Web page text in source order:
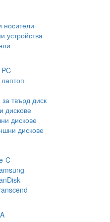
носители
устройства
твърд диск
дискове
дискове
дискове
C